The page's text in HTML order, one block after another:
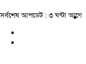
সর্বশেষ আপডেট : ৩ ঘন্টা আগে